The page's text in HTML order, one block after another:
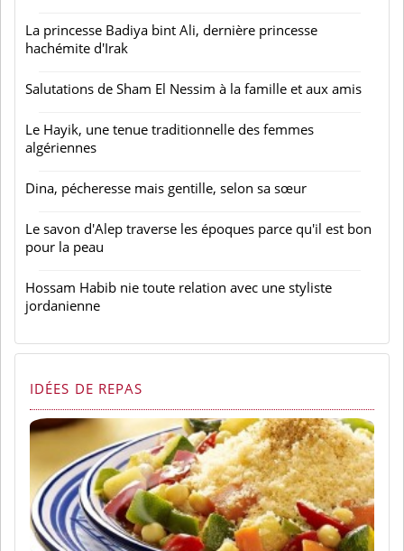
La princesse Badiya bint Ali, dernière princesse
hachémite d'Irak
Salutations de Sham El Nessim à la famille et aux amis
Le Hayik, une tenue traditionnelle des femmes
algériennes
Dina, pécheresse mais gentille, selon sa sœur
Le savon d'Alep traverse les époques parce qu'il est bon
pour la peau
Hossam Habib nie toute relation avec une styliste
jordanienne
IDÉES DE REPAS